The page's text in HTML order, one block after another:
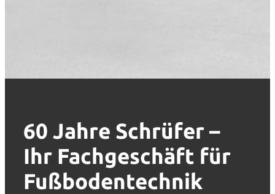
60 Jahre Schrüfer –
Ihr Fachgeschäft für
Fußbodentechnik